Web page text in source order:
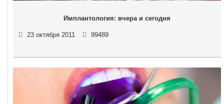
Имплантология: вчера и сегодня
23 октября 2011 99489